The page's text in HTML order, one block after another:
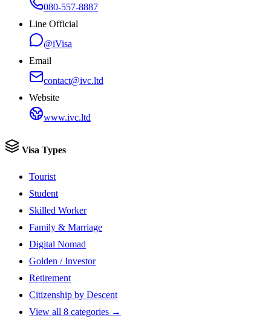
080-557-8887
Line Official
@iVisa
Email
contact@ivc.ltd
Website
www.ivc.ltd
Visa Types
Tourist
Student
Skilled Worker
Family & Marriage
Digital Nomad
Golden / Investor
Retirement
Citizenship by Descent
View all 8 categories →